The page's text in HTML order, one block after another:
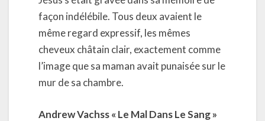
façon indélébile. Tous deux avaient le
même regard expressif, les mêmes
cheveux châtain clair, exactement comme
l’image que sa maman avait punaisée sur le
mur de sa chambre.
Andrew Vachss « Le Mal Dans Le Sang »